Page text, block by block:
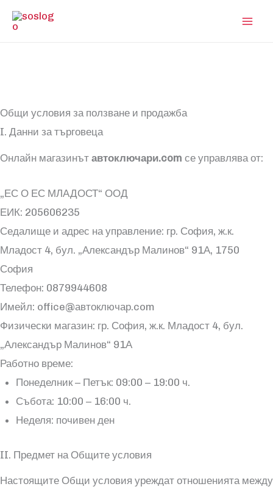
Skip
Общи условия за ползване и продажба
I. Данни за търговеца
Онлайн магазинът автоключари.com се управлява от:
„ЕС О ЕС МЛАДОСТ“ ООД
ЕИК: 205606235
Седалище и адрес на управление: гр. София, ж.к.
Младост 4, бул. „Александър Малинов“ 91А, 1750
София
Телефон: 0879944608
Имейл: office@автоключар.com
Физически магазин: гр. София, ж.к. Младост 4, бул.
„Александър Малинов“ 91А
Работно време:
Понеделник – Петък: 09:00 – 19:00 ч.
Събота: 10:00 – 16:00 ч.
Неделя: почивен ден
II. Предмет на Общите условия
Настоящите Общи условия уреждат отношенията между